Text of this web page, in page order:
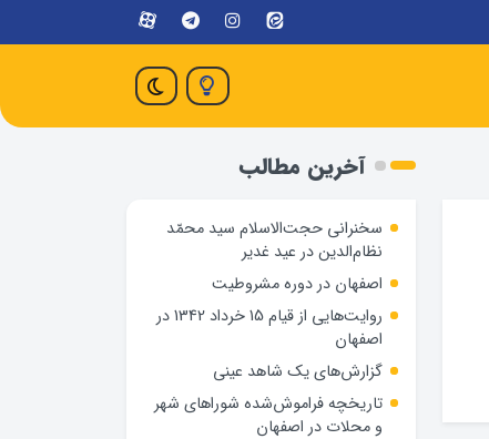
آخرین مطالب
سخنرانی حجت‌الاسلام سید محمّد
نظام‌الدین در عید غدیر
اصفهان در دوره مشروطیت
روایت‌هایی از قیام 15 خرداد 1342 در
اصفهان
گزارش‌های یک شاهد عینی
تاریخچه فراموش‌شده شوراهای شهر
و محلات در اصفهان